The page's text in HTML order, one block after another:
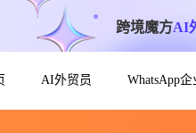
跨境魔方AI
AI外贸员 WhatsApp企